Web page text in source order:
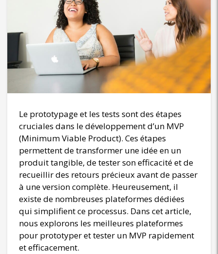
Le prototypage et les tests sont des étapes
cruciales dans le développement d’un MVP
(Minimum Viable Product). Ces étapes
permettent de transformer une idée en un
produit tangible, de tester son efficacité et de
recueillir des retours précieux avant de passer
à une version complète. Heureusement, il
existe de nombreuses plateformes dédiées
qui simplifient ce processus. Dans cet article,
nous explorons les meilleures plateformes
pour prototyper et tester un MVP rapidement
et efficacement.